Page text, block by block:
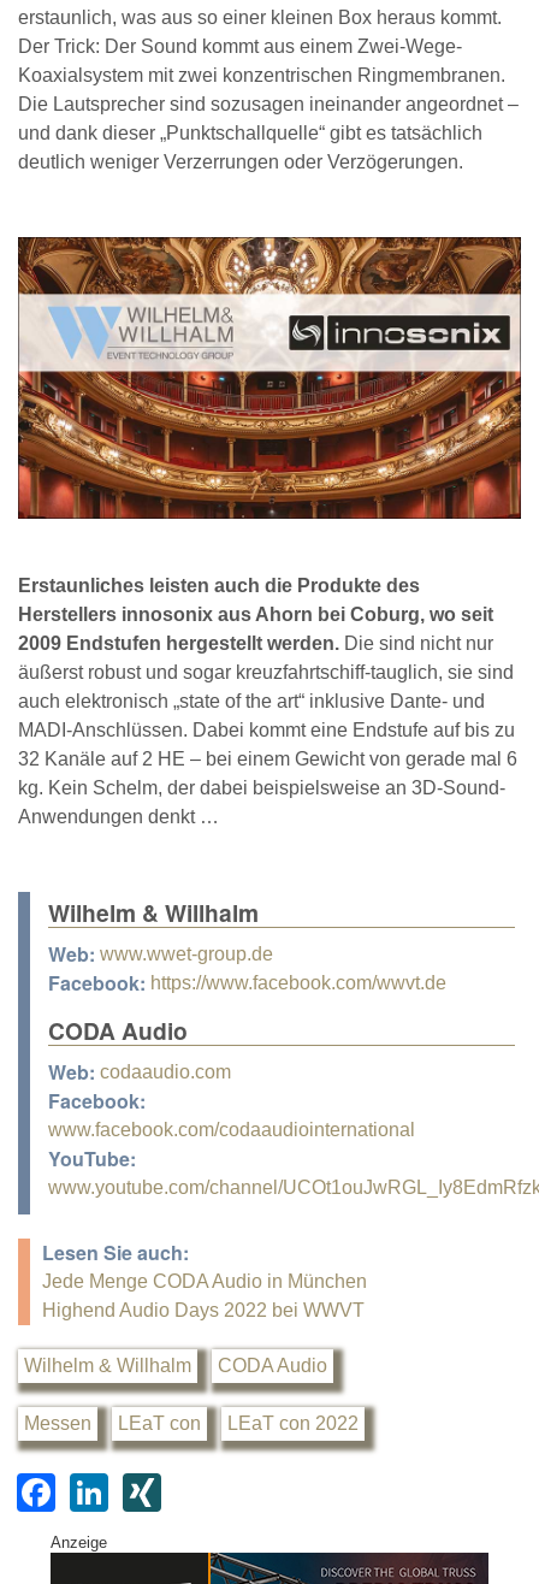
erstaunlich, was aus so einer kleinen Box heraus kommt.
Der Trick: Der Sound kommt aus einem Zwei-Wege-
Koaxialsystem mit zwei konzentrischen Ringmembranen.
Die Lautsprecher sind sozusagen ineinander angeordnet –
und dank dieser „Punktschallquelle“ gibt es tatsächlich
deutlich weniger Verzerrungen oder Verzögerungen.
Erstaunliches leisten auch die Produkte des
Herstellers innosonix aus Ahorn bei Coburg, wo seit
2009 Endstufen hergestellt werden. Die sind nicht nur
äußerst robust und sogar kreuzfahrtschiff-tauglich, sie sind
auch elektronisch „state of the art“ inklusive Dante- und
MADI-Anschlüssen. Dabei kommt eine Endstufe auf bis zu
32 Kanäle auf 2 HE – bei einem Gewicht von gerade mal 6
kg. Kein Schelm, der dabei beispielsweise an 3D-Sound-
Anwendungen denkt …
Wilhelm & Willhalm
Web: www.wwet-group.de
Facebook: https://www.facebook.com/wwvt.de
CODA Audio
Web: codaaudio.com
Facebook:
www.facebook.com/codaaudiointernational
YouTube:
www.youtube.com/channel/
Lesen Sie auch:
Jede Menge CODA Audio in München
Highend Audio Days 2022 bei WWVT
Wilhelm & Willhalm CODA Audio
Messen LEaT con LEaT con 2022
F
a
c
Li
k
G
Anzeige